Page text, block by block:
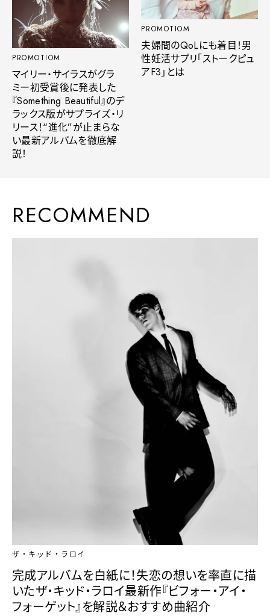
PROMOTIOM
マイリー・サイラスがグラ
ミー初受賞後に発表した
『Something Beautiful』のデ
ラックス版がサプライズ・リ
リース！“進化”が止まらな
い最新アルバムを徹底解
説！
PROMOTIOM
夫婦間のQoLにも着目！男
性妊活サプリ「ストークピュ
アF3」とは
RECOMMEND
ザ・キッド・ラロイ
完成アルバムを白紙に！失恋の想いを率直に描
いたザ・キッド・ラロイ最新作『ビフォー・アイ・
フォーゲット』を解説＆おすすめ曲紹介